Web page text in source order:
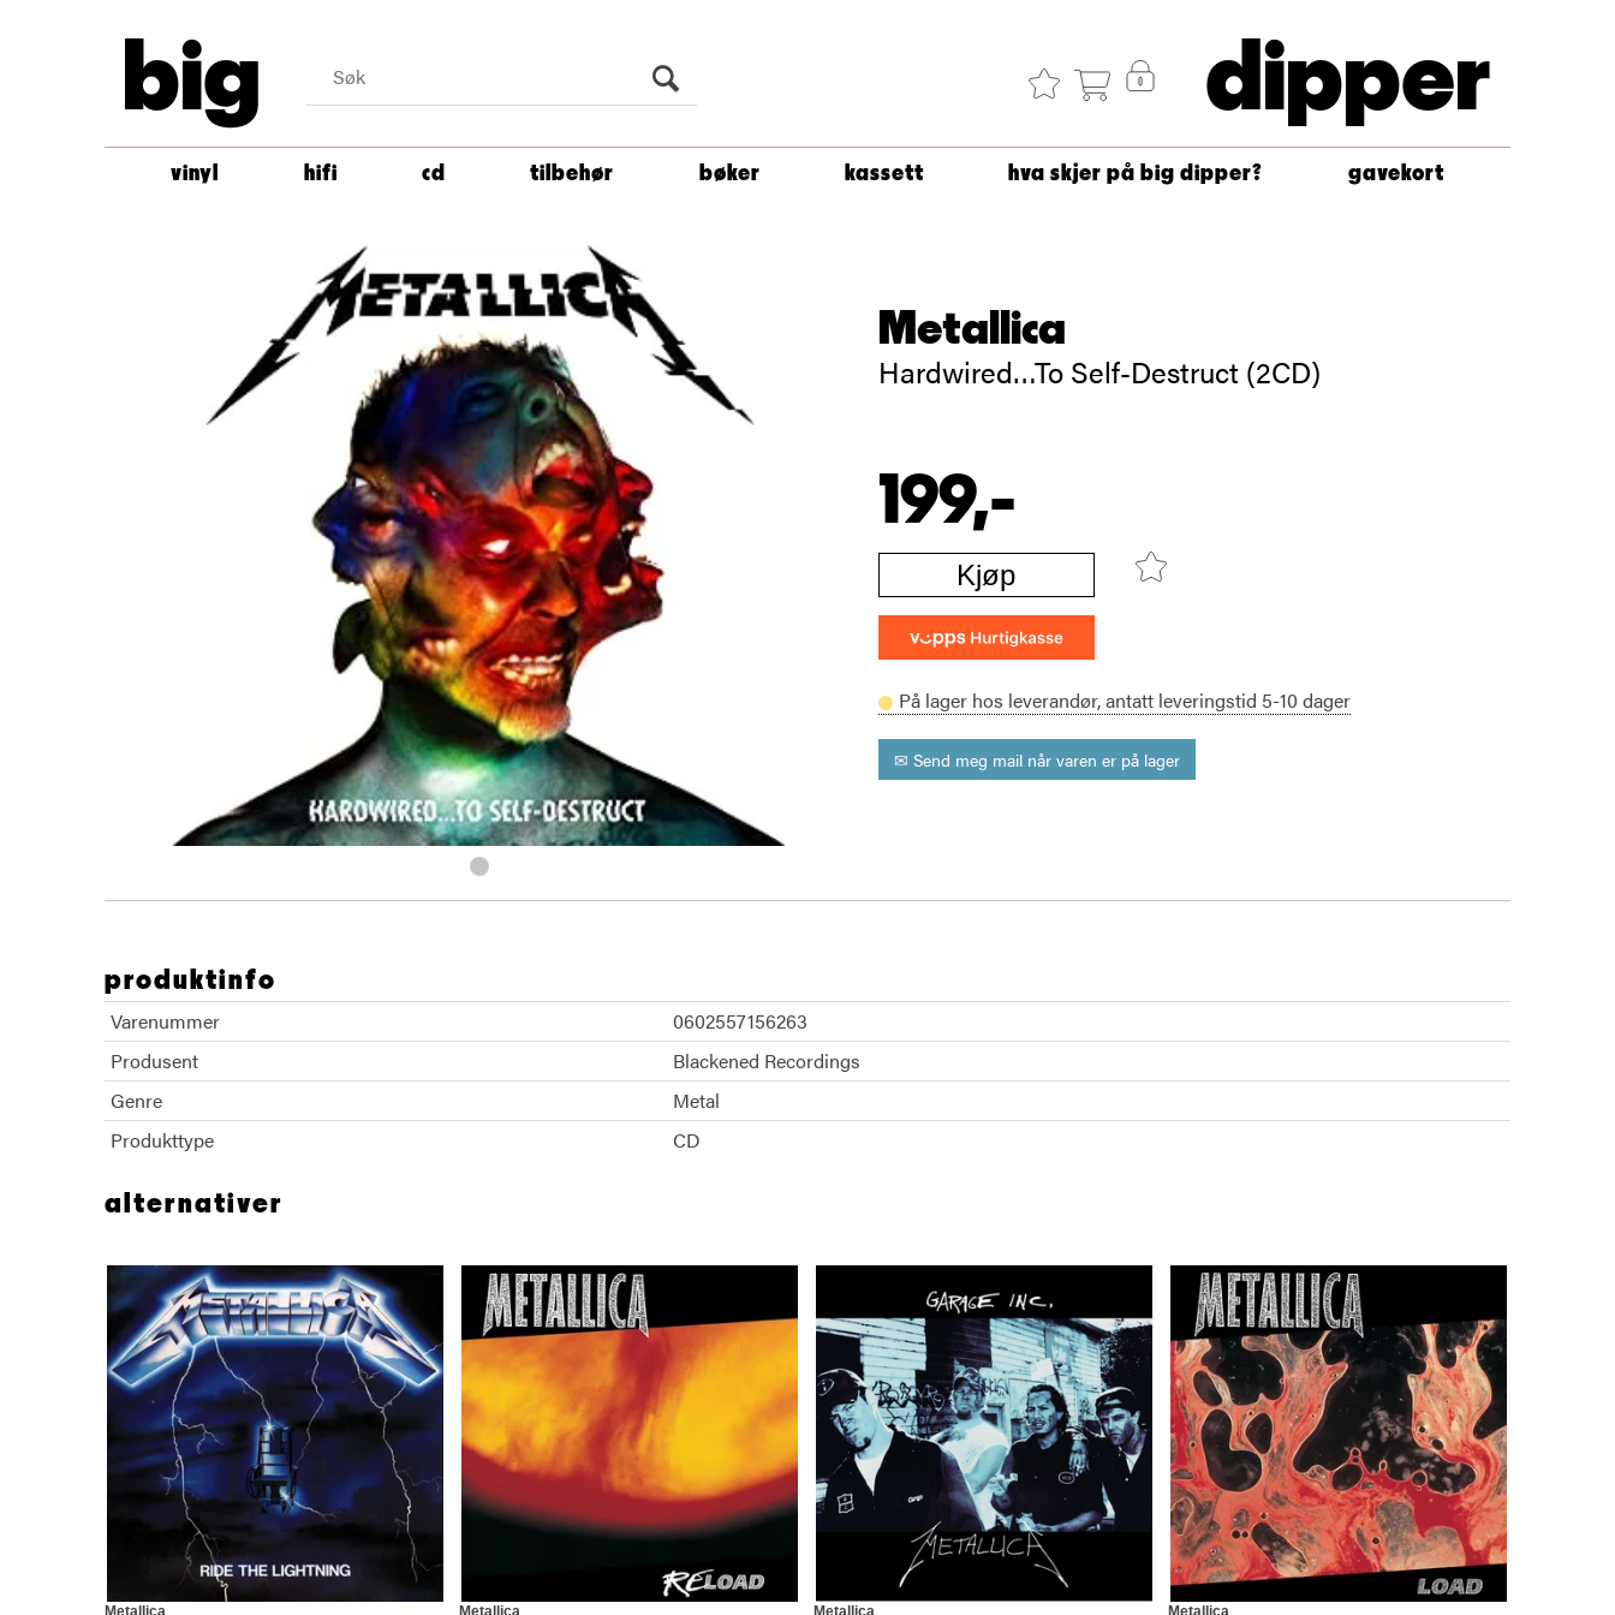
big dipper
vinyl hifi cd tilbehør bøker kassett hva skjer på big dipper? gavekort
Metallica
Hardwired…To Self-Destruct (2CD)
199,-
Kjøp
På lager hos leverandør,antatt leveringstid 5-10 dager
✉ Send meg mail når varen er på lager
produktinfo
Varenummer
0602557156263
Produsent
Blackened Recordings
Genre
Metal
Produkttype
CD
alternativer
Metallica Metallica Metallica Metallica